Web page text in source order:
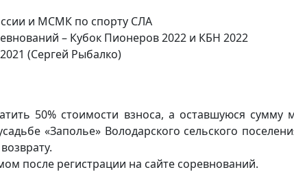
и МСМК по спорту СЛА
– Кубок Пионеров 2022 и КБН 2022
(Сергей Рыбалко)
50% стоимости взноса, а оставшуюся
«Заполье» Володарского сельского
после регистрации на сайте соревнований.